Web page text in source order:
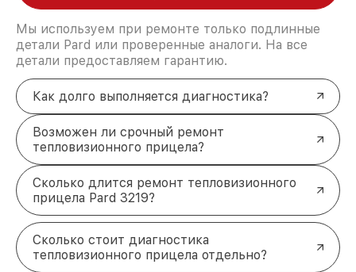
Мы используем при ремонте только подлинные
детали Pard или проверенные аналоги. На все
детали предоставляем гарантию.
Как долго выполняется диагностика?
Возможен ли срочный ремонт
тепловизионного прицела?
Сколько длится ремонт тепловизионного
прицела Pard 3219?
Сколько стоит диагностика
тепловизионного прицела отдельно?